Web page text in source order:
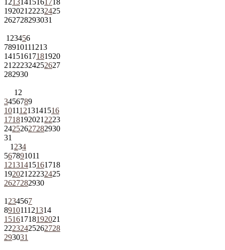
192021 22232425
262728293031
1 23456
78910111213
14151617181920
21 222324252627
282930
1 2
3456789
10111213141516
1718192021 2223
24252627282930
31
1 234
567891011
12131415161718
192021 22232425
2627282930
1 234567
891011121314
15161718192021
22232425262728
293031